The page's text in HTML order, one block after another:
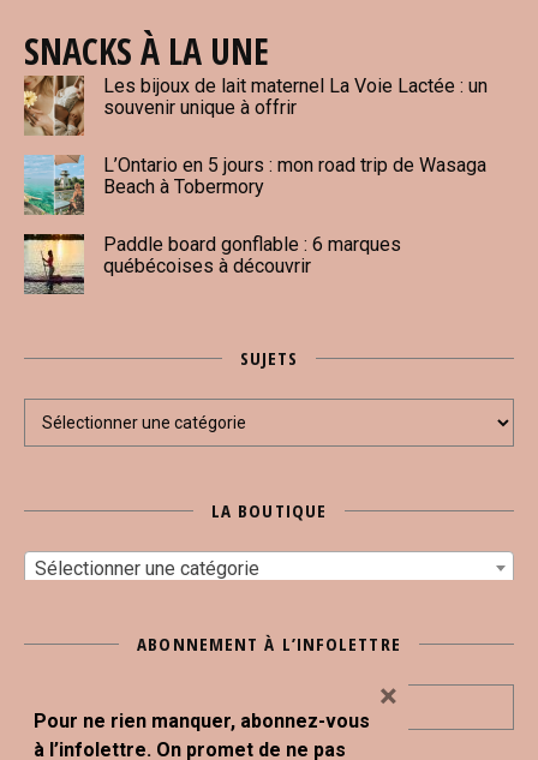
SNACKS À LA UNE
Les bijoux de lait maternel La Voie Lactée : un
souvenir unique à offrir
L’Ontario en 5 jours : mon road trip de Wasaga
Beach à Tobermory
Paddle board gonflable : 6 marques
québécoises à découvrir
SUJETS
Sujets
LA BOUTIQUE
Sélectionner une catégorie
ABONNEMENT À L’INFOLETTRE
Pour ne rien manquer, abonnez-vous
à l’infolettre. On promet de ne pas
×